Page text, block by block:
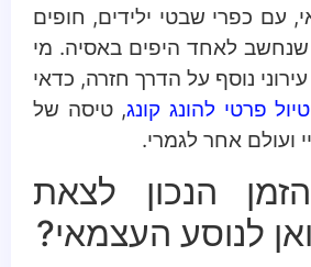
עם כפרי שבטי ילידים, חופים
שנחשב לאחד היפים באסיה. מי
נוסף על הדרך חזרה, כדאי
פרטי להונג קונג, טיסה של
ועולם אחר לגמרי.
הנכון לצאת
לנוסע העצמאי?